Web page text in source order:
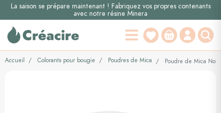
La saison se prépare maintenant ! Fabriquez vos propres contenants
avec notre résine Minera
Accueil Colorants pour bougie Poudres de Mica Poudre de Mica Noir